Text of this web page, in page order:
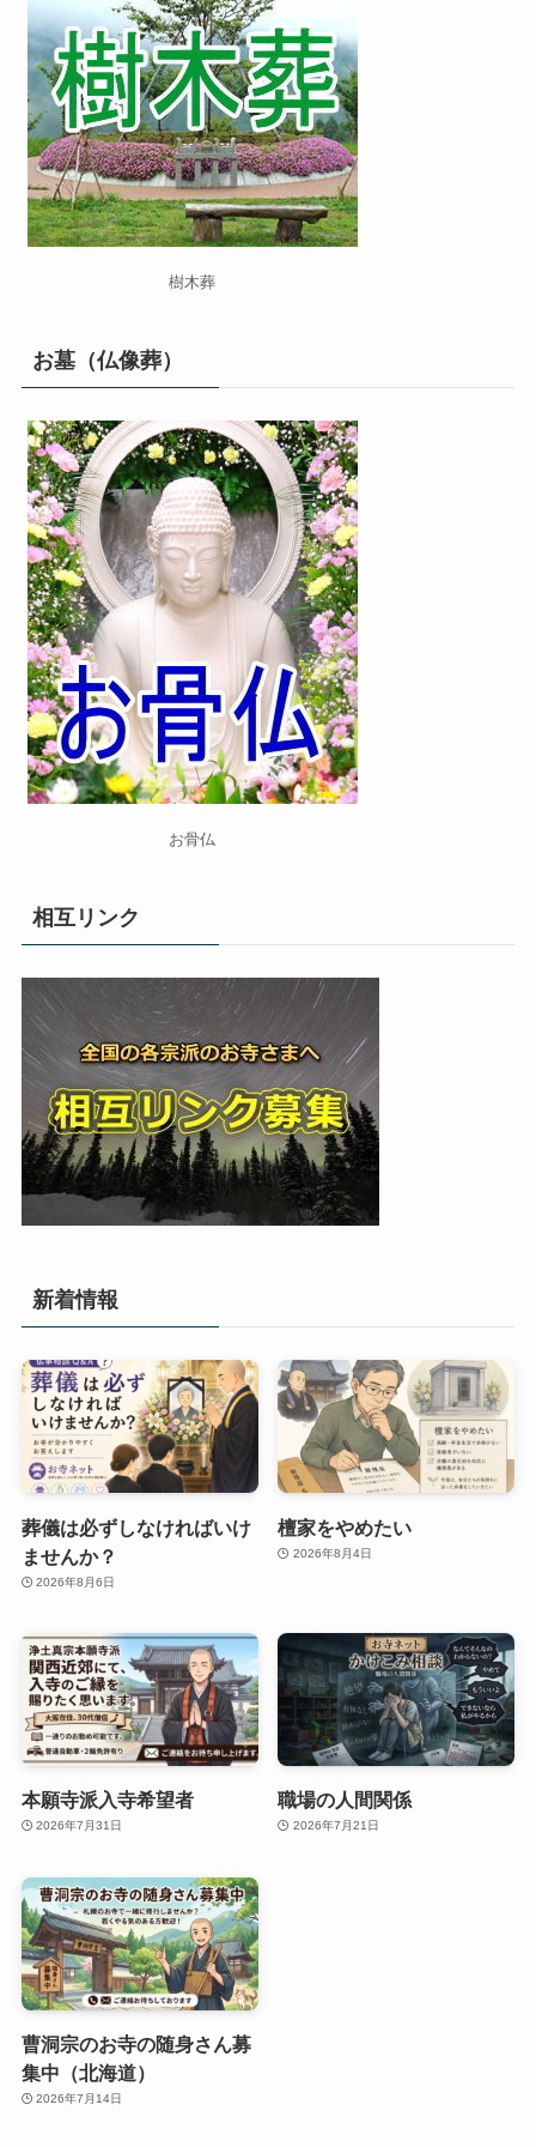
樹木葬
お墓（仏像葬）
お骨仏
相互リンク
新着情報
葬儀は必ずしなければいけ
ませんか？
2026年8月6日
檀家をやめたい
2026年8月4日
本願寺派入寺希望者
2026年7月31日
職場の人間関係
2026年7月21日
曹洞宗のお寺の随身さん募
集中（北海道）
2026年7月14日